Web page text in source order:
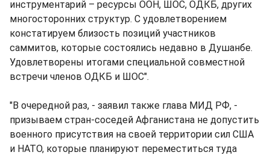
инструментарий – ресурсы ООН, ШОС, ОДКБ, других
многосторонних структур. С удовлетворением
констатируем близость позиций участников
саммитов, которые состоялись недавно в Душанбе.
Удовлетворены итогами специальной совместной
встречи членов ОДКБ и ШОС".
"В очередной раз, - заявил также глава МИД РФ, -
призываем стран-соседей Афганистана не допустить
военного присутствия на своей территории сил США
и НАТО, которые планируют переместиться туда